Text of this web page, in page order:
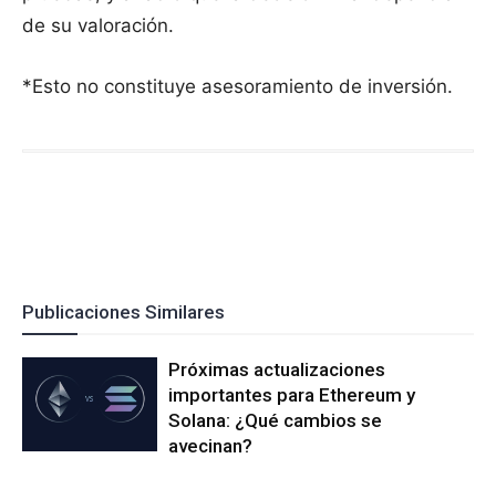
de su valoración.
*Esto no constituye asesoramiento de inversión.
Publicaciones Similares
Próximas actualizaciones
importantes para Ethereum y
Solana: ¿Qué cambios se
avecinan?